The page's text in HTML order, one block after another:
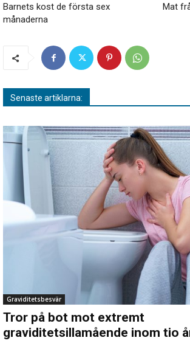
Barnets kost de första sex
månaderna
Mat
Senaste artiklarna:
Graviditetsbesvär
Tror på bot mot extremt
graviditetsillamående inom tio